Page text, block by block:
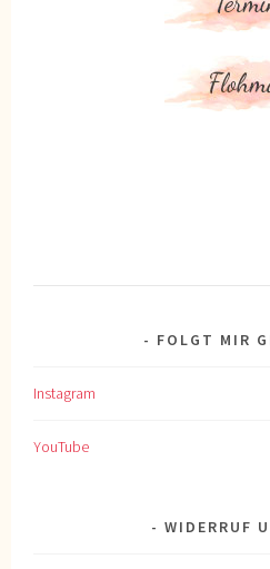
FOLGT MIR
Instagram
YouTube
WIDERRUF